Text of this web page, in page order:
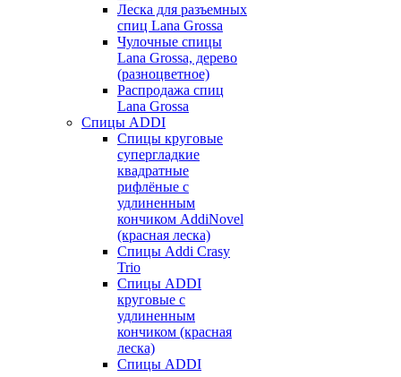
Леска для разъемных
спиц Lana Grossa
Чулочные спицы
Lana Grossa, дерево
(разноцветное)
Распродажа спиц
Lana Grossa
Спицы ADDI
Спицы круговые
супергладкие
квадратные
рифлёные с
удлиненным
кончиком AddiNovel
(красная леска)
Спицы Addi Crasy
Trio
Спицы ADDI
круговые с
удлиненным
кончиком (красная
леска)
Спицы ADDI